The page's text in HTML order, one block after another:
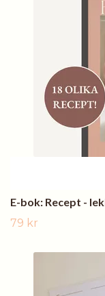
E-bok: Recept -
79 kr